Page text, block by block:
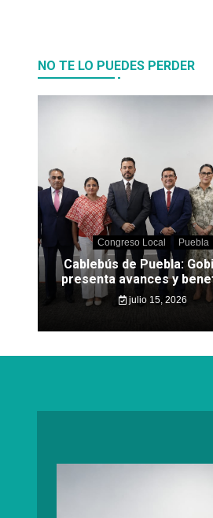
NO TE LO PUEDES PERDER
Congreso Local Puebla
Cablebús de Puebla:
presenta avances y
julio 15, 2026